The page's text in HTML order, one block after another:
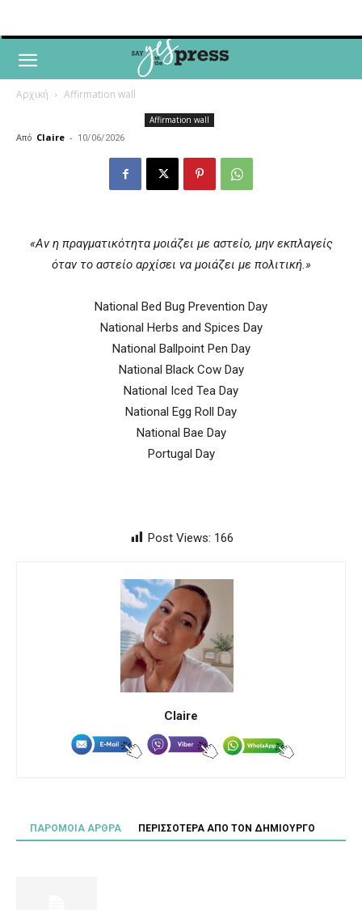
Αρχική Affirmation wall
Affirmation wall
Από Claire - 10/06/2026
«Αν η πραγματικότητα μοιάζει με αστείο, μην εκπλαγείς
όταν το αστείο αρχίσει να μοιάζει με πολιτική.»
National Bed Bug Prevention Day
National Herbs and Spices Day
National Ballpoint Pen Day
National Black Cow Day
National Iced Tea Day
National Egg Roll Day
National Bae Day
Portugal Day
Post Views: 166
Claire
ΠΑΡΟΜΟΙΑ ΑΡΘΡΑ ΠΕΡΙΣΣΟΤΕΡΑ ΑΠΟ ΤΟΝ ΔΗΜΙΟΥΡΓΟ